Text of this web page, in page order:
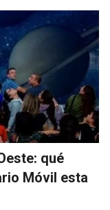
qué
Móvil esta